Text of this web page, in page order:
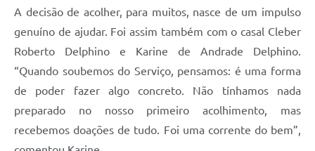
A decisão de acolher, para muitos, nasce de um impulso
genuíno de ajudar. Foi assim também com o casal Cleber
Roberto Delphino e Karine de Andrade Delphino.
“Quando soubemos do Serviço, pensamos: é uma forma
de poder fazer algo concreto. Não tínhamos nada
preparado no nosso primeiro acolhimento, mas
recebemos doações de tudo. Foi uma corrente do bem”,